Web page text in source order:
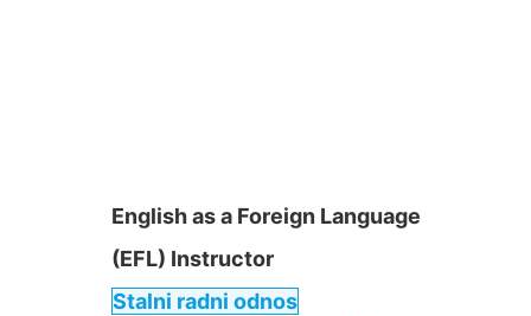
English as a Foreign Language
(EFL) Instructor
Stalni radni odnos